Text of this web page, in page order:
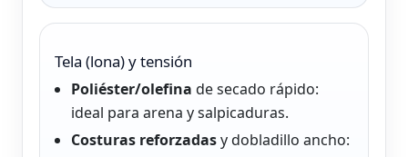
Tela (lona) y tensión
Poliéster/olefina de secado rápido:
ideal para arena y salpicaduras.
Costuras reforzadasy dobladillo ancho: